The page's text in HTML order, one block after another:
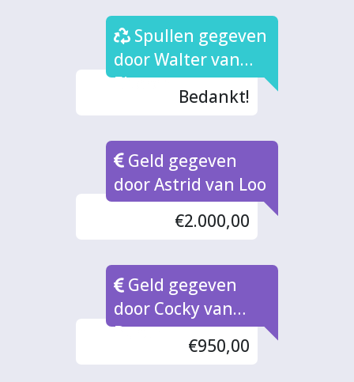
Spullen gegeven
door Walter van
Elteren
Bedankt!
Geld gegeven
door Astrid van Loo
€2.000,00
Geld gegeven
door Cocky van
Buren
€950,00